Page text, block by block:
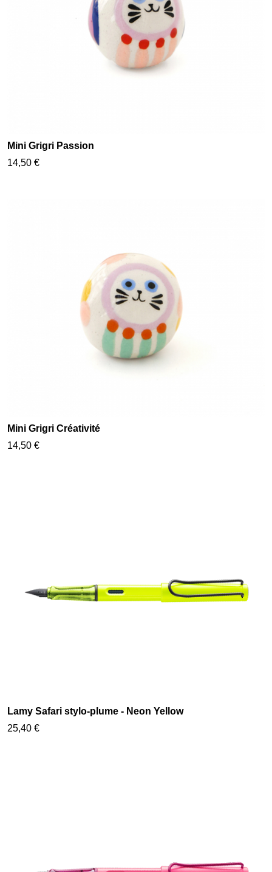
Mini Grigri Passion
14,50 €
Mini Grigri Créativité
14,50 €
Lamy Safari stylo-plume - Neon Yellow
25,40 €